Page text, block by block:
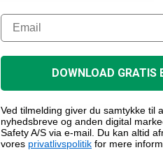
DOWNLOAD GRATIS
Ved tilmelding giver du samtykke til
nyhedsbreve og anden digital
Safety A/S via e-mail. Du kan altid
vores privatlivspolitik for mere